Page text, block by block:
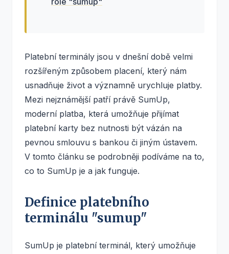
Platební terminály jsou v dnešní době velmi
rozšířeným způsobem placení, který nám
usnadňuje život a významně urychluje platby.
Mezi nejznámější patří právě SumUp,
moderní platba, která umožňuje přijímat
platební karty bez nutnosti být vázán na
pevnou smlouvu s bankou či jiným ústavem.
V tomto článku se podrobněji podíváme na to,
co to SumUp je a jak funguje.
Definice platebního
terminálu "sumup"
SumUp je platební terminál, který umožňuje